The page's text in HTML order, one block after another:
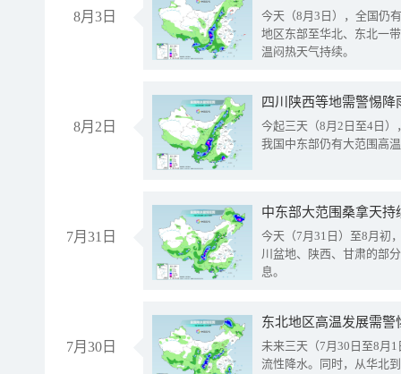
8月3日
今天（8月3日），全国仍
地区东部至华北、东北一
温闷热天气持续。
8月2日
今起三天（8月2日至4日
我国中东部仍有大范围高
7月31日
中东部大范围桑拿天
今天（7月31日）至8月初
川盆地、陕西、甘肃的部
息。
7月30日
东北地区高温发展需
未来三天（7月30日至8月
流性降水。同时，从华北